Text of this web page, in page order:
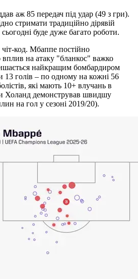
аж 85 передач під удар (49 з гри).
стримати традиційно дірявій
буде дуже багато роботи.
код. Мбаппе постійно
на атаку "бланкос" важко
найкращим бомбардиром
13 голів – по одному на кожні 56
які мають 10+ влучань в
Холанд демонстрував швидшу
на гол у сезоні 2019/20).